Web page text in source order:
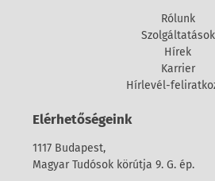
Rólunk
Szolgáltatások
Hírek
Karrier
Hírlevél-
Elérhetőségeink
1117 Budapest,
Magyar Tudósok körútja 9. G. ép.